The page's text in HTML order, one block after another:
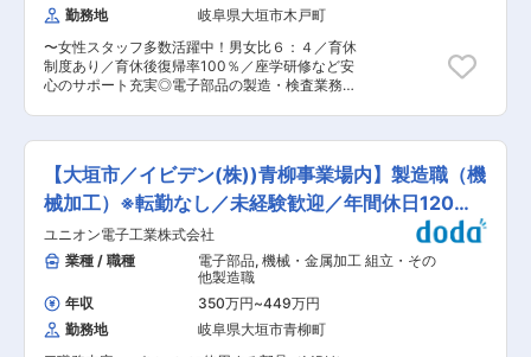
シェア100％の車載エアコン部品もございます）
自動車完成車メーカーや部品メーカーなどから長
年の引き合いを頂いております。 ◆業績安定◎／
未来の製品製造 既存製品ばかりではなく、将来的
に向けた開発段階のものも多くございます。ご自
更の範囲：会社の定める業務
出来上がりを検査 ■入社後／キャリアパス： チ
ームは5〜7名の構成で、20代〜30代のメンバー
が多く活躍しております。 当社では、働きやすい
環境で従事していただきたいので、「フレッシュ
マン制度」を設けております。 「フレッシュマン
制度」とは、入社後は先輩社員がマンツーマンで
の名前・使い方を覚えていくことからスタートし
ていただきますので未経験の方でも安心です。新
卒社員も毎年入社しており、活躍いただいており
ます。 将来的には5人程のチームのリーダーも目
指していただくことができます。 目安としては、
1年目で現場作業に慣れていただき、3年目でリー
ダーとして担当工程における作業改善まで取り組
み、5年目で積み上げた経験を活かし教育にも携
わっていただくようなイメージです。 ■配属先：
配属先はイビデン株式会社 青柳事業場内です。当
勤務地
岐阜県大垣市木戸町
〜女性スタッフ多数活躍中！男女比６：４／育休
制度あり／育休後復帰率100％／座学研修など安
心のサポート充実◎電子部品の製造・検査業務／
ーであるイビデン株式会社大垣工場において、電
子部品の検査業務を担当していただきます。 スマ
ートフォンやパソコンに使用される部品を検査
し、変形や傷、汚れ、変色がないかをチェックす
る作業です。 ■業務詳細 ・生産設備を使用した
機械オペレーター業務 ・各種規定に則った形での
検査業務 ・設備間の製品を運ぶ物流業務 など
■入社後の進め方・研修 入社後、業務に必要なス
キルや知識はしっかりと教育いたします。個人差
はありますが2カ月〜半年ほどかかります。 座学
を含めて、まずは仕事を覚えるところから始めま
す。徐々に業務を習得していただき、段階を踏ん
【大垣市／イビデン(株))青柳事業場内】製造職（機
械加工）※転勤なし／未経験歓迎／年間休日120日
※
ユニオン電子工業株式会社
業種 / 職種
電子部品, 機械・金属加工 組立・その
他製造職
年収
350万円~449万円
勤務地
岐阜県大垣市青柳町